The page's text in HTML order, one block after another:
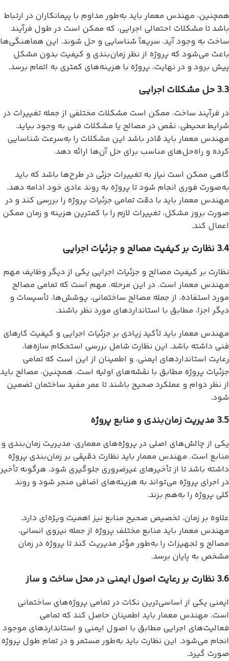
همچنین، مهندس معمار باید به‌طور مداوم با پیمانکاران در ارتباط
باشد تا مشکلات احتمالی اجرایی، که ممکن است در طول فرآیند
ساخت به وجود آید، سریعاً شناسایی و حل شوند. این هماهنگی‌ها
باعث می‌شود که پروژه از نظر زمان‌بندی و کیفیت بدون مشکل
پیش برود و در نهایت، پروژه با هزینه‌های کمتری به اتمام برسد.
3.3 حل مشکلات اجرایی
در فرآیند ساخت، ممکن است مشکلات مختلفی از جمله تغییرات در
شرایط محیطی، نقص در مصالح یا مشکلات فنی به وجود بیاید.
مهندس معمار باید قادر باشد این مشکلات را به‌سرعت شناسایی
کرده و راه‌حل‌های مناسب برای حل آن‌ها ارائه دهد.
گاهی ممکن است نیاز به تغییرات جزئی در طرح‌ها باشد که باید
به‌صورت فوری انجام شود تا پروژه به روند عادی خود ادامه دهد.
مهندس معمار باید با دقت تمامی جزئیات پروژه را بررسی کند و در
صورت بروز مشکل، تغییرات لازم را با کمترین هزینه و زمان ممکن
اعمال کند.
3.4 نظارت بر کیفیت مصالح و جزئیات اجرایی
نظارت بر کیفیت مصالح و جزئیات اجرایی یکی از دیگر وظایف مهم
مهندس معمار است. در این مرحله، مهم است که تمامی مصالح
مورد استفاده، از جمله مصالح ساختمانی، پوشش‌ها، تأسیسات و
دیگر اجزا، مطابق با استانداردهای مورد نظر باشند.
مهندس معمار باید تأکید زیادی بر جزئیات اجرایی و کیفیت کارهای
فنی داشته باشد. این نظارت شامل بررسی استحکام سازه‌ها،
رعایت استانداردهای ایمنی، و اطمینان از این است که تمامی
جزئیات پروژه مطابق با نقشه‌های اولیه است. همچنین، مصالح باید
از نظر دوام و عملکرد صحیح باشند تا عمر مفید ساختمان تضمین
شود.
3.5 مدیریت زمان‌بندی و منابع پروژه
یکی از چالش‌های اصلی در پروژه‌های معماری، مدیریت زمان‌بندی و
منابع است. مهندس معمار باید نظارت دقیقی بر زمان‌بندی پروژه
داشته باشد تا از تأخیرهای غیرضروری جلوگیری شود. هرگونه تأخیر
در اجرای پروژه می‌تواند به هزینه‌های اضافی منجر شود و روند
کلی پروژه را به‌هم بزند.
علاوه بر زمان، تخصیص صحیح منابع نیز اهمیت ویژه‌ای دارد.
مهندس معمار باید منابع مختلف پروژه از جمله نیروی انسانی،
مصالح و تجهیزات را به‌طور مؤثر مدیریت کند تا پروژه در زمان
مشخص به پایان برسد.
3.6 نظارت بر رعایت اصول ایمنی در محل ساخت و ساز
ایمنی یکی از اساسی‌ترین نکات در تمامی پروژه‌های ساختمانی
است. مهندس معمار باید اطمینان حاصل کند که تمامی
فعالیت‌های اجرایی مطابق با اصول ایمنی و استانداردهای موجود
انجام می‌شود. این نظارت باید به‌طور مستمر و در تمام طول پروژه
صورت گیرد.